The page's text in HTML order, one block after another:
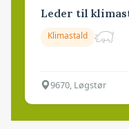
Leder til
Klimastald
9670, Løgstør